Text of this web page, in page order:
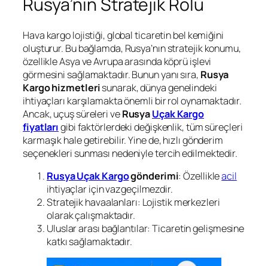
Hava kargo lojistiği, global ticaretin bel kemiğini
oluşturur. Bu bağlamda, Rusya’nın stratejik konumu,
özellikle Asya ve Avrupa arasında köprü işlevi
görmesini sağlamaktadır. Bunun yanı sıra, Rusya
Kargo hizmetlerisunarak, dünya genelindeki
ihtiyaçları karşılamakta önemli bir rol oynamaktadır.
Ancak, uçuş süreleri veRusyaUçak Kargo
fiyatlarıgibi faktörlerdeki değişkenlik, tüm süreçleri
karmaşık hale getirebilir. Yine de, hızlı gönderim
seçenekleri sunması nedeniyle tercih edilmektedir.
Rusya Uçak Kargogönderimi: Özellikleacil
ihtiyaçlar için vazgeçilmezdir.
Stratejik havaalanları: Lojistik merkezleri
olarak çalışmaktadır.
Uluslar arası bağlantılar: Ticaretin gelişmesine
katkı sağlamaktadır.